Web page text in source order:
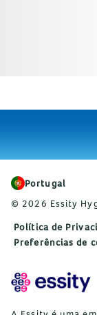
Portugal
© 2026 Essity
Política de
Preferências de